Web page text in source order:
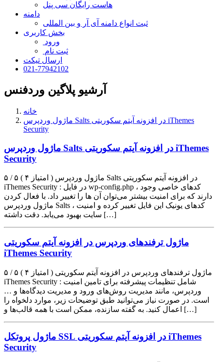
هاست رایگان سی پنل
دامنه
ثبت انواع دامنه آی آر و بین المللی
بخش کاربری
ورود
ثبت نام
ارسال تیکت
021-77942102
آرشیو پلاگین وردفنس
خانه
ماژول وردپرس Salts در افزونه آیتم سکوریتی iThemes
Security
ماژول وردپرس Salts در افزونه آیتم سکوریتی iThemes
Security
۵ / ۵ ( ۴ امتیاز ) ماژول وردپرس Salts در افزونه آیتم سکوریتی
iThemes Security : در فایل wp-config.php ، کدهای خاصی وجود
دارند که برای امنیت بیشتر می‌توان آن ها را تغییر داد. با فعال کردن
ماژول وردپرس Salts ، کدهای یونیک این فایل تغییر کرده و امنیت
سایت بهبود می‌یابد. دقت داشته […]
ماژول ترفندهای وردپرس در افزونه آیتم سکوریتی
iThemes Security
۵ / ۵ ( ۴ امتیاز ) ماژول ترفندهای وردپرس در افزونه آیتم سکوریتی
iThemes Security : شامل تنظیمات پیشرفته برای تامین امنیت
وردپرس، مانند مدیریت روش‌های ورود و مدیریت دیدگاه‌ها و …
است. در صورت نیاز می‌توانید طبق توضیحات زیر، موارد دلخواه را
اعمال کنید. به گفته سازنده، ممکن است با همه قالب‌ها و […]
ماژول پروتکل SSL در افزونه آیتم سکوریتی iThemes
Security